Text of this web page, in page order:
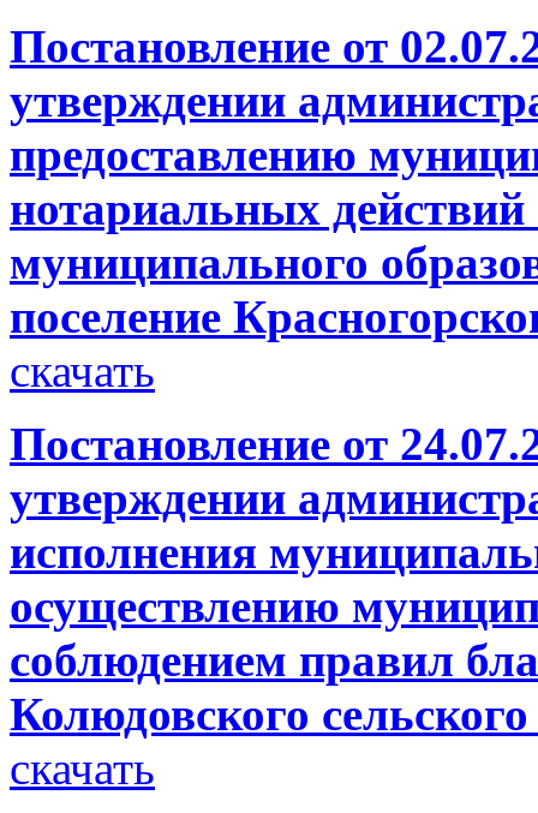
Постановление от
утверждении
предоставлению
нотариальных
муниципального
поселение
скачать
Постановление от
утверждении
исполнения
осуществлению
соблюдением правил
Колюдовского
скачать